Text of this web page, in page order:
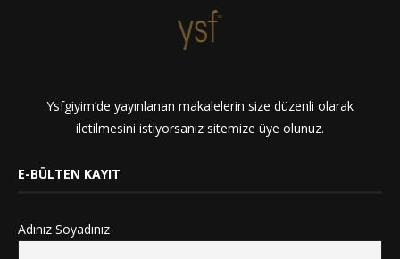
Ysfgiyim’de yayınlanan makalelerin size düzenli olarak
iletilmesini istiyorsanız sitemize üye olunuz.
E-BÜLTEN KAYIT
Adınız Soyadınız